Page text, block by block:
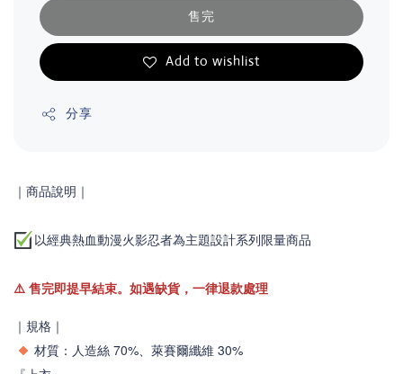
售完
Add to wishlist
分享
｜商品說明｜
以經典熱血動漫火影忍者為主題設計系列限量商品
⚠️ 售完即提早結束。如遇缺貨，一律退款處理
｜規格｜
材質：人造絲 70%、 萊賽爾纖維 30%